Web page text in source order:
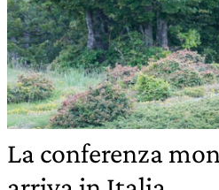
La conferenza